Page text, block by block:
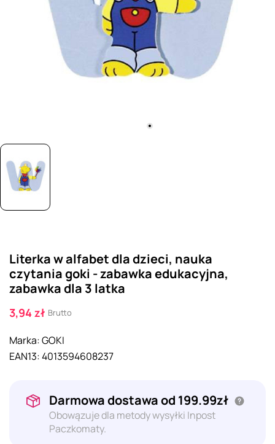
Literka w alfabet dla dzieci, nauka
czytania goki - zabawka edukacyjna,
zabawka dla 3 latka
3,94 zł Brutto
Marka:GOKI
EAN13:4013594608237
Darmowa dostawa od 199.99zł
Obowązuje dla metody wysyłki Inpost
Paczkomaty.